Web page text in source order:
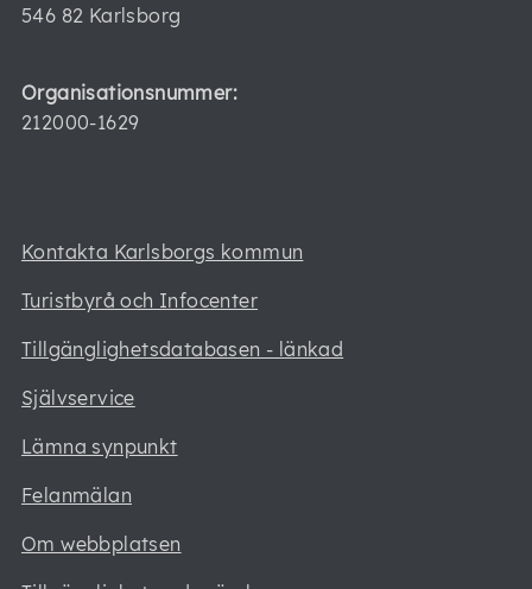
546 82 Karlsborg
Organisationsnummer:
212000-1629
Kontakta Karlsborgs kommun
Turistbyrå och Infocenter
Tillgänglighetsdatabasen - länkad
Självservice
Lämna synpunkt
Felanmälan
Om webbplatsen